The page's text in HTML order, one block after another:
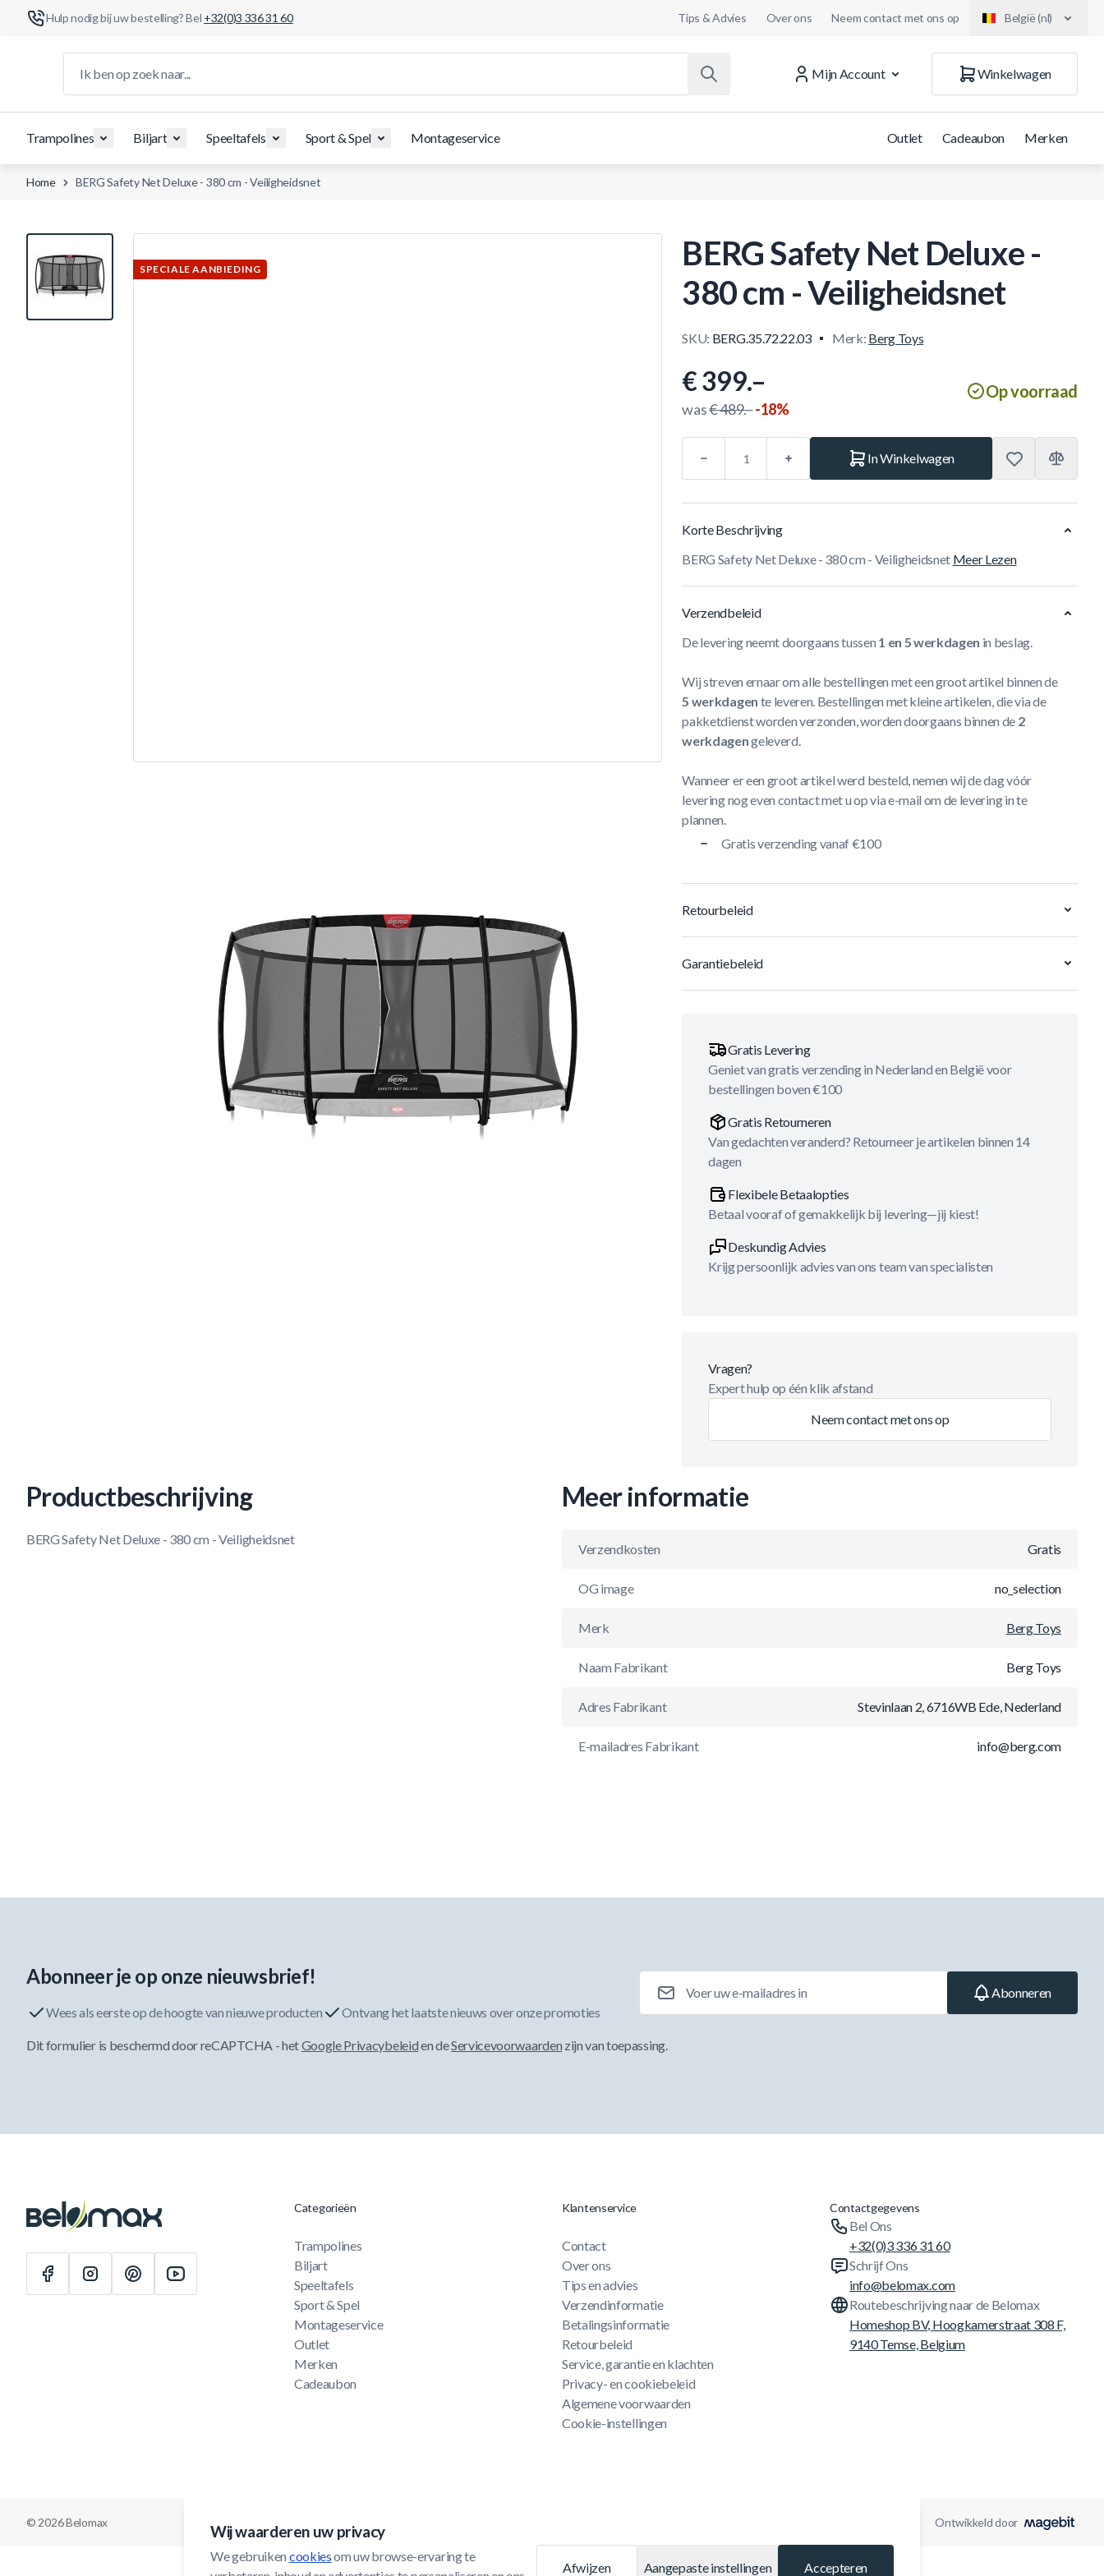
Hulp nodig bij uw bestelling? Bel +32(0)3 336 31 60 Tips & Advies Over ons Neem contact met ons op België (nl)
Mijn Account
Winkelwagen
Trampolines Biljart Speeltafels Sport & Spel Montageservice Outlet Cadeaubon Merken
Home BERG Safety Net Deluxe - 380 cm - Veiligheidsnet
SPECIALE AANBIEDING
View larger image
BERG Safety Net Deluxe -
380 cm - Veiligheidsnet
SKU: BERG.35.72.22.03 Merk: Berg Toys
€ 399.–
was€ 489.–-18%
Op voorraad
In Winkelwagen
Korte Beschrijving
BERG Safety Net Deluxe - 380 cm - Veiligheidsnet Meer Lezen
Verzendbeleid
De levering neemt doorgaans tussen 1 en 5 werkdagen in beslag.
Wij streven ernaar om alle bestellingen met een groot artikel binnen de
5 werkdagen te leveren. Bestellingen met kleine artikelen, die via de
pakketdienst worden verzonden, worden doorgaans binnen de 2
werkdagengeleverd.
Wanneer er een groot artikel werd besteld, nemen wij de dag vóór
levering nog even contact met u op via e-mail om de levering in te
plannen.
Gratis verzending vanaf €100
Retourbeleid
Garantiebeleid
Gratis Levering
Geniet van gratis verzending in Nederland en België voor
bestellingen boven €100
Gratis Retourneren
Van gedachten veranderd? Retourneer je artikelen binnen 14
dagen
Flexibele Betaalopties
Betaal vooraf of gemakkelijk bij levering—jij kiest!
Deskundig Advies
Krijg persoonlijk advies van ons team van specialisten
Vragen?
Expert hulp op één klik afstand
Neem contact met ons op
Productbeschrijving
BERG Safety Net Deluxe - 380 cm - Veiligheidsnet
Meer informatie
Verzendkosten Gratis
OG image no_selection
Merk Berg Toys
Naam Fabrikant Berg Toys
Adres Fabrikant Stevinlaan 2, 6716WB Ede, Nederland
E-mailadres Fabrikant info@berg.com
Wij waarderen uw privacy
We gebruiken cookies om uw browse-ervaring te
Afwijzen Aangepaste instellingen Accepteren
Abonneer je op onze nieuwsbrief!
Wees als eerste op de hoogte van nieuwe producten Ontvang het laatste nieuws over onze promoties
Abonneren
Dit formulier is beschermd door reCAPTCHA - hetGoogle Privacybeleiden deServicevoorwaarden zijn van toepassing.
Categorieën
Trampolines
Biljart
Speeltafels
Sport & Spel
Montageservice
Outlet
Merken
Cadeaubon
Klantenservice
Contact
Over ons
Tips en advies
Verzendinformatie
Betalingsinformatie
Retourbeleid
Service, garantie en klachten
Privacy- en cookiebeleid
Algemene voorwaarden
Cookie-instellingen
Contactgegevens
Bel Ons
+32(0)3 336 31 60
Schrijf Ons
info@belomax.com
Routebeschrijving naar de Belomax
Homeshop BV, Hoogkamerstraat 308 F,
9140 Temse, Belgium
© 2026 Belomax Ontwikkeld door